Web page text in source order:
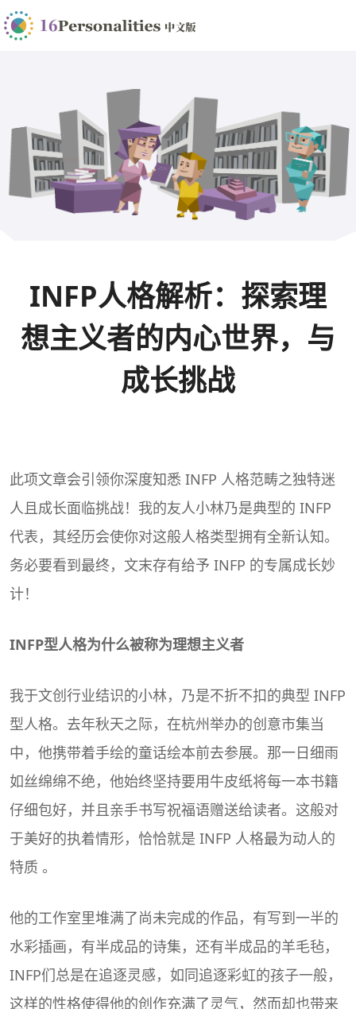
INFP人格解析：探索理
想主义者的内心世界，与
成长挑战
此项文章会引领你深度知悉 INFP 人格范畴之独特迷
人且成长面临挑战！我的友人小林乃是典型的 INFP
代表，其经历会使你对这般人格类型拥有全新认知。
务必要看到最终，文末存有给予 INFP 的专属成长妙
计！
INFP型人格为什么被称为理想主义者
我于文创行业结识的小林，乃是不折不扣的典型 INFP
型人格。去年秋天之际，在杭州举办的创意市集当
中，他携带着手绘的童话绘本前去参展。那一日细雨
如丝绵绵不绝，他始终坚持要用牛皮纸将每一本书籍
仔细包好，并且亲手书写祝福语赠送给读者。这般对
于美好的执着情形，恰恰就是 INFP 人格最为动人的
特质 。
他的工作室里堆满了尚未完成的作品，有写到一半的
水彩插画，有半成品的诗集，还有半成品的羊毛毡，
INFP们总是在追逐灵感，如同追逐彩虹的孩子一般，
这样的性格使得他的创作充满了灵气，然而却也带来